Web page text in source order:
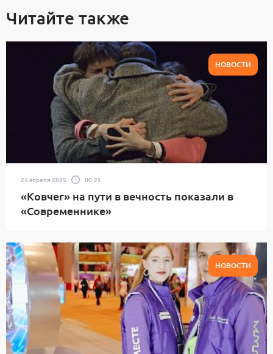
Читайте также
НОВОСТИ
25 апреля 2025 00:25
«Ковчег» на пути в вечность показали в
«Современнике»
НОВОСТИ